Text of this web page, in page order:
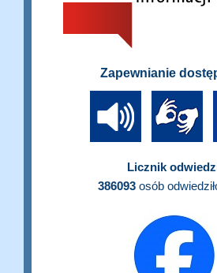
Zapewnianie
Licznik
386093osób